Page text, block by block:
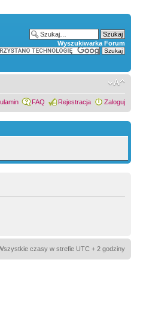
Wyszukiwarka Forum
FAQ Rejestracja Zaloguj
czasy w strefie UTC + 2 godziny